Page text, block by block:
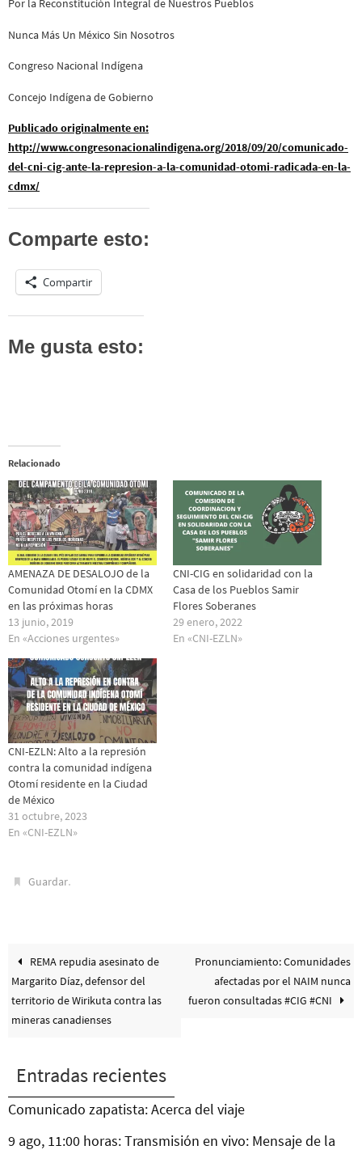
Por la Reconstitución Integral de Nuestros Pueblos
Nunca Más Un México Sin Nosotros
Congreso Nacional Indígena
Concejo Indígena de Gobierno
Publicado originalmente en:
http://www.congresonacionalindigena.org/2018/09/20/comunicado-
del-cni-cig-ante-la-represion-a-la-comunidad-otomi-radicada-en-la-
cdmx/
Comparte esto:
Compartir
Me gusta esto:
Relacionado
AMENAZA DE DESALOJO de la
Comunidad Otomí en la CDMX
en las próximas horas
13 junio, 2019
En «Acciones urgentes»
CNI-CIG en solidaridad con la
Casa de los Pueblos Samir
Flores Soberanes
29 enero, 2022
En «CNI-EZLN»
CNI-EZLN: Alto a la represión
contra la comunidad indígena
Otomí residente en la Ciudad
de México
31 octubre, 2023
En «CNI-EZLN»
Guardar.
REMA repudia asesinato de
Margarito Díaz, defensor del
territorio de Wirikuta contra las
mineras canadienses
Pronunciamiento: Comunidades
afectadas por el NAIM nunca
fueron consultadas #CIG #CNI
Entradas recientes
Comunicado zapatista: Acerca del viaje
9 ago, 11:00 horas: Transmisión en vivo: Mensaje de la